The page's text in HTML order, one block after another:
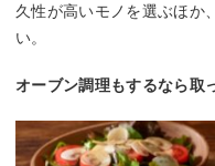
久性が高いモノを選ぶほか
い。
オーブン調理もするなら取